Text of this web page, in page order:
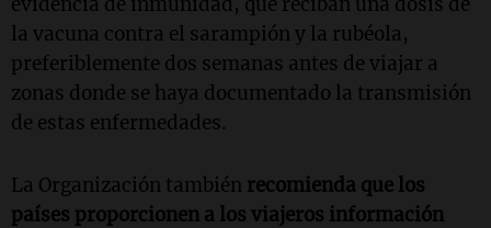
la vacuna contra el sarampión y la rubéola,
preferiblemente dos semanas antes de viajar a
zonas donde se haya documentado la transmisión
de estas enfermedades.
La Organización también recomienda que los
países proporcionen a los viajeros información